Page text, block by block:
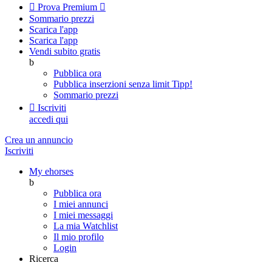
 Prova Premium 
Sommario prezzi
Scarica l'app
Scarica l'app
Vendi subito gratis
b
Pubblica ora
Pubblica inserzioni senza limit Tipp!
Sommario prezzi
 Iscriviti
accedi qui
Crea un annuncio
Iscriviti
My ehorses
b
Pubblica ora
I miei annunci
I miei messaggi
La mia Watchlist
Il mio profilo
Login
Ricerca